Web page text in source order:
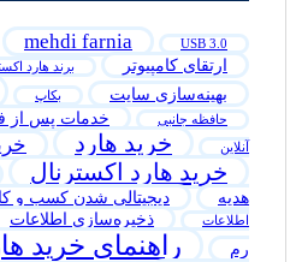
mehdi farnia USB 3.0
ارتقای کامپیوتر برند هارد
بهینه‌سازی سایت بکاپ
حافظه جانبی خدمات پس از
آنلاین خرید هارد
خرید هارد اکسترنال
هدیه
دیجیتالی شدن کسب و
اطلاعات
ذخیره‌سازی اطلاعات
رم
راهنمای خرید